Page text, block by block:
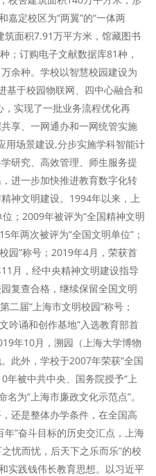
嘉定校区为“两翼”的“一体两
筑面积7.91万平方米，馆藏图书
；订购电子文献数据库81种，
余种。学校以智慧校园建设为
基于校园物联网、四中心融合和
实现了一批业务流程优化再
享、一网通办和一网统管实施
用场景建设,分步实施学科智能计
研究、高效管理、师生服务提
进一步加快推进教育数字化转
神文明建设。1994年以来，上
；2009年被评为“全国精神文明
年两次被评为“全国文明单位”；
园”称号；2019年4月，荣获首
月，经中央精神文明建设指导
复查合格，继续保留全国文明
届“上海市文明校园”称号；
吟诵和创作基地”入选教育部首
年10月，溯园（上海大学博物
此外，学校于2007年荣获“全国
年被中共中央、国务院授予“上
为“上海市廉政文化示范点”。
还是整体办学条件，在全国高
”奋斗目标的历史交汇点，上海
忧而忧，后天下之乐而乐”的校
实践钱伟长教育思想。以习近平